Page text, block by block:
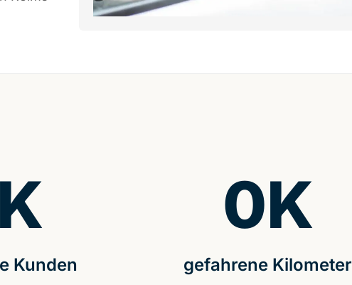
Kunden
K
gefahrene Kilometer
0K